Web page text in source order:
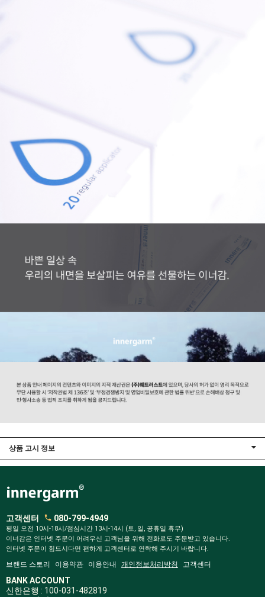
상품 고시 정보
고객센터 080-799-4949
평일 오전 10시-18시/점심시간 13시-14시 (토, 일, 공휴일 휴무)
이너감은 인터넷 주문이 어려우신 고객님을 위해 전화로도 주문받고 있습니다.
인터넷 주문이 힘드시다면 편하게 고객센터로 연락해 주시기 바랍니다.
브랜드 스토리 이용약관 이용안내 개인정보처리방침 고객센터
BANK ACCOUNT
신한은행 : 100-031-482819